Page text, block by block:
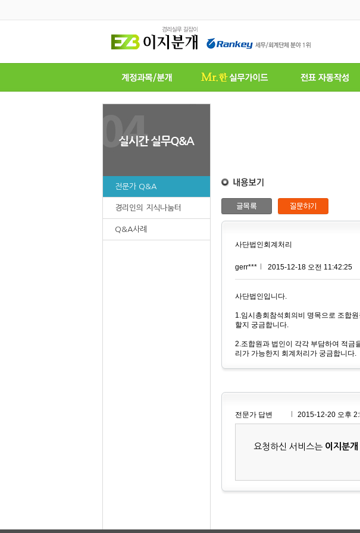
전문가 Q&A
경리인의 지식나눔터
Q&A사례
사단법인회계처리
gerr*** 2015-12-18 오전 11:42:25
사단법인입니다.
1.임시총회참석회의비 명목으로 조합
할지 궁금합니다.
2.조합원과 법인이 각각 부담하여 적금
리가 가능한지 회계처리가 궁금합니다.
전문가 답변 2015-12-20 오후
요청하신 서비스는 이지분